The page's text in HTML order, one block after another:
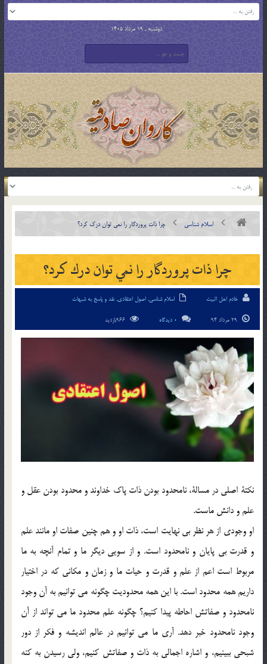
دوشنبه , 19 مرداد 1405
اسلام شناسی چرا ذات پروردگار را نمي توان درك كرد؟
چرا ذات پروردگار را نمي توان درك كرد؟
خادم اهل البیت اسلام شناسی, اصول اعتقادی, نقد و پاسخ به شبهات
0 دیدگاه
نكتة اصلي در مسالة، نامحدود بودن ذات پاك خداوند و محدود بودن عقل و
علم و دانش ماست.
او وجودي از هر نظر بي نهايت است، ذات او و هم چنين صفات او مانند علم
و قدرت بي پايان و نامحدود است. و از سويي ديگر ما و تمام آنچه به ما
مربوط است اعم از علم و قدرت و حيات ما و زمان و مكاني كه در اختيار
داريم همه محدود است. با اين همه محدوديت چگونه مي توانيم به آن وجود
نامحدود و صفاتش احاطه پيدا كنيم؟ چگونه علم محدود ما مي تواند از آن
وجود نامحدود خبر دهد. آري ما مي توانيم در عالم انديشه و فكر از دور
شبحي ببينيم، و اشاره اجمالي به ذات و صفاتش كنيم، ولي رسيدن به كنه